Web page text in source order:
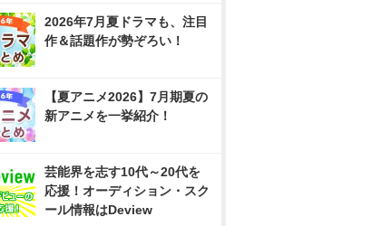
2026年7月夏ドラマも、注目
作＆話題作が勢ぞろい！
【夏アニメ2026】7月期夏の
新アニメを一挙紹介！
芸能界を志す10代～20代を
応援！オーディション・スク
ール情報はDeview